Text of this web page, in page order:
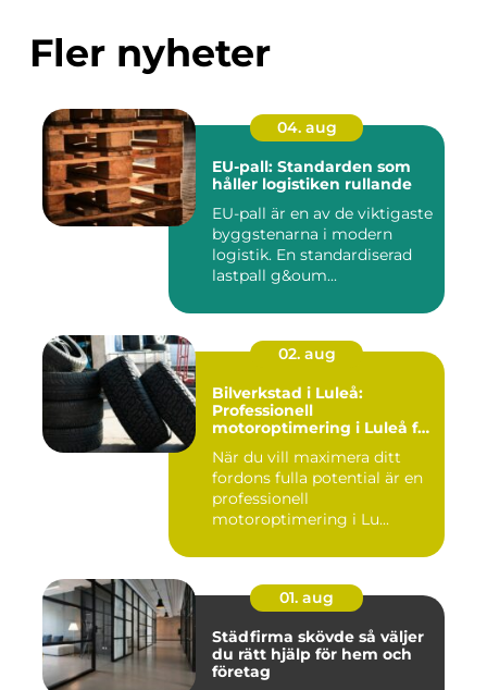
Fler nyheter
04. aug
EU-pall: Standarden som
håller logistiken rullande
EU-pall är en av de viktigaste
byggstenarna i modern
logistik. En standardiserad
lastpall g&oum...
02. aug
Bilverkstad i Luleå:
Professionell
motoroptimering i Luleå för
När du vill maximera ditt
fordons fulla potential är en
professionell
motoroptimering i Lu...
01. aug
Städfirma skövde så väljer
du rätt hjälp för hem och
företag